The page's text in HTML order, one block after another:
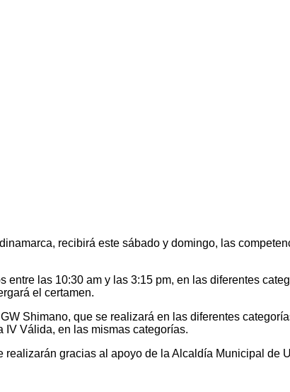
recibirá este sábado y domingo, las
las 10:30 am y las 3:15 pm, en las diferentes
el certamen.
Shimano, que se realizará en las diferentes
IV Válida, en las mismas categorías.
gracias al apoyo de la Alcaldía Municipal de